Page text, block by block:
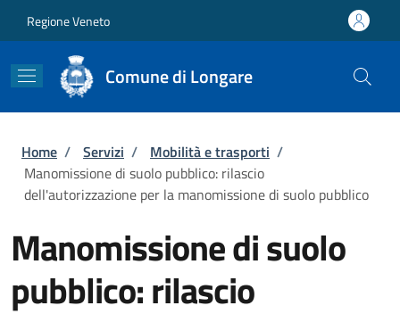
Regione Veneto
Comune di Longare
Briciole di pane
Home / Servizi / Mobilità e trasporti /
Manomissione di suolo pubblico: rilascio
dell'autorizzazione per la manomissione di suolo pubblico
Manomissione di suolo
pubblico: rilascio